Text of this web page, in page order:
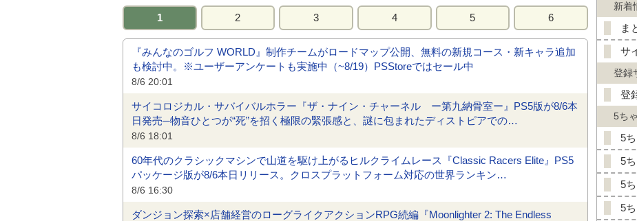
1 2 3 4 5 6
『みんなのゴルフ WORLD』制作チームがロードマップ公開、無料の新規コース・新キャラ追加
も検討中。※ユーザーアンケートも実施中（~8/19）PSStoreではセール中
8/6 20:01
サイコロジカル・サバイバルホラー『ザ・ナイン・チャーネル ー第九納骨室ー』PS5版が8/6本
日発売─物音ひとつが“死”を招く極限の緊張感と、謎に包まれたディストピアでの…
8/6 18:01
60年代のクラシックマシンで山道を駆け上がるヒルクライムレース『Classic Racers Elite』PS5
パッケージ版が8/6本日リリース。クロスプラットフォーム対応の世界ランキン…
8/6 16:30
ダンジョン探索×店舗経営のローグライクアクションRPG続編『Moonlighter 2: The Endless
新着
ま
サ
登録
登
5ち
5
5
5
5